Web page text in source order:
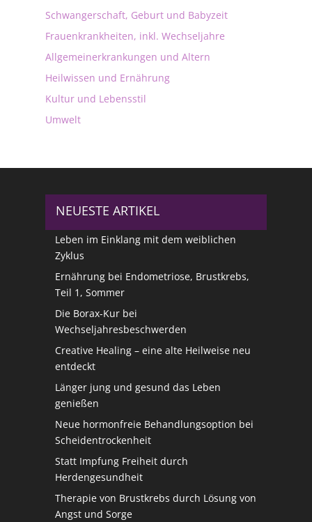
Schwangerschaft, Geburt und Babyzeit
Frauenkrankheiten, inkl. Wechseljahre
Allgemeinerkrankungen und Altern
Heilwissen und Ernährung
Kultur und Lebensstil
Umwelt
NEUESTE ARTIKEL
Leben im Einklang mit dem weiblichen
Zyklus
Ernährung bei Endometriose, Brustkrebs,
Teil 1, Sommer
Die Borax-Kur bei
Wechseljahresbeschwerden
Creative Healing – eine alte Heilweise neu
entdeckt
Länger jung und gesund das Leben
genießen
Neue hormonfreie Behandlungsoption bei
Scheidentrockenheit
Statt Impfung Freiheit durch
Herdengesundheit
Therapie von Brustkrebs durch Lösung von
Angst und Sorge